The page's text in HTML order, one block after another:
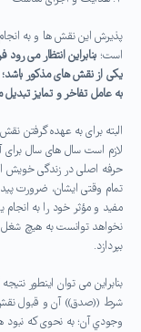
پذیرش این نقش ها و به
است؛ بنابراین انتظار می
یکی از نقش های مذکور باشد؛
به عامل تفاخر و تمایز
البته برای به عهده گرفتن
لازم است سال های سال برای
حرفه اصلی در زندگی خویش
تمام وقتی ایشان، ضرورت
مفید و مؤثر خود را به
نخواهد توانست به هیچ
بپردازد.
بنابراین می توان اینطور
شرط ((صدق)) آن و قبول
وجودي آن؛ به نحوی که نبود